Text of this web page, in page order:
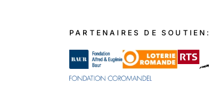
PARTENAIRES DE SOUTIEN: